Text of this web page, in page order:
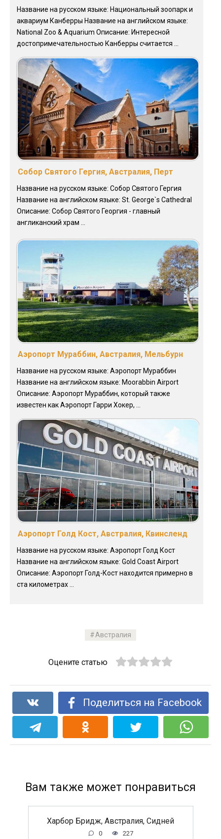
Название на русском языке: Национальный зоопарк и
аквариум Канберры Название на английском языке:
National Zoo & Aquarium Описание: Интересной
достопримечательностью Канберры считается ...
Собор Святого Гергия, Австралия, Перт
Название на русском языке: Собор Святого Гергия
Название на английском языке: St. George`s Cathedral
Описание: Собор Святого Георгия - главный
англиканский храм ...
Аэропорт Мураббин, Австралия, Мельбурн
Название на русском языке: Аэропорт Мураббин
Название на английском языке: Moorabbin Airport
Описание: Аэропорт Мураббин, который также
известен как Аэропорт Гарри Хокер, ...
Аэропорт Голд Кост, Австралия, Квинсленд
Название на русском языке: Аэропорт Голд Кост
Название на английском языке: Gold Coast Airport
Описание: Аэропорт Голд-Кост находится примерно в
ста километрах ...
Австралия
Оцените статью
Поделиться на Facebook
Вам также может понравиться
Харбор Бридж, Австралия, Сидней
0 227